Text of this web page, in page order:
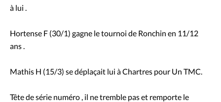
à lui .
Hortense F (30/1) gagne le tournoi de Ronchin en 11/12
ans .
Mathis H (15/3) se déplaçait lui à Chartres pour Un TMC.
Tête de série numéro , il ne tremble pas et remporte le